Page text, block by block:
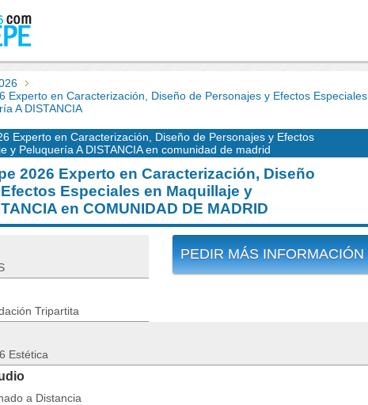
Experto en Caracterización, Diseño de Personajes y Efectos Especiales
A DISTANCIA
Experto en Caracterización, Diseño de Personajes y Efectos
y Peluquería A DISTANCIA en comunidad de madrid
2026 Experto en Caracterización, Diseño
Especiales en Maquillaje y
en COMUNIDAD DE MADRID
PEDIR MÁS INFORMACIÓN
Tripartita
Estética
a Distancia